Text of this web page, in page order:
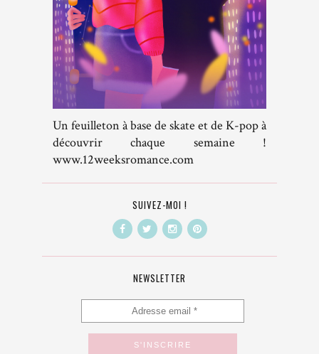
Un feuilleton à base de skate et de K-pop à
découvrir chaque semaine !
www.12weeksromance.com
SUIVEZ-MOI !
NEWSLETTER